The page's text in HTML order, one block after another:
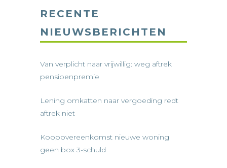
RECENTE
NIEUWSBERICHTEN
Van verplicht naar vrijwillig: weg aftrek
pensioenpremie
Lening omkatten naar vergoeding redt
aftrek niet
Koopovereenkomst nieuwe woning
geen box 3-schuld